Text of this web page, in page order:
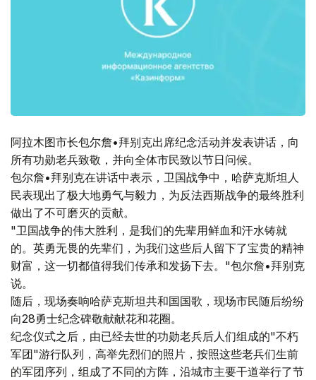
阿拉木图市长包尔詹•拜别克出席纪念活动并发表讲话，向
所有功勋老兵致敬，并向全体市民致以节日问候。
包尔詹•拜别克在讲话中表示，卫国战争中，哈萨克斯坦人
民表现出了极大地勇气与毅力，为反法西斯战争的最终胜利
做出了不可磨灭的贡献。
"卫国战争的伟大胜利，是我们的先辈用鲜血和汗水铸就
的。英勇无畏的先辈们，为我们这些后人留下了宝贵的精神
财富，这一切都值得我们传承和发扬下去。"包尔詹•拜别克
说。
随后，现场奏响哈萨克斯坦共和国国歌，现场市民随后纷纷
向28勇士纪念碑敬献献花和花圈。
纪念仪式之后，由已经去世的功勋老兵后人们组成的"不朽
军团"游行队列，高举先烈们的照片，按照这些老兵们生前
的军团序列，组成了不同的方阵，沿城市主要干道举行了节